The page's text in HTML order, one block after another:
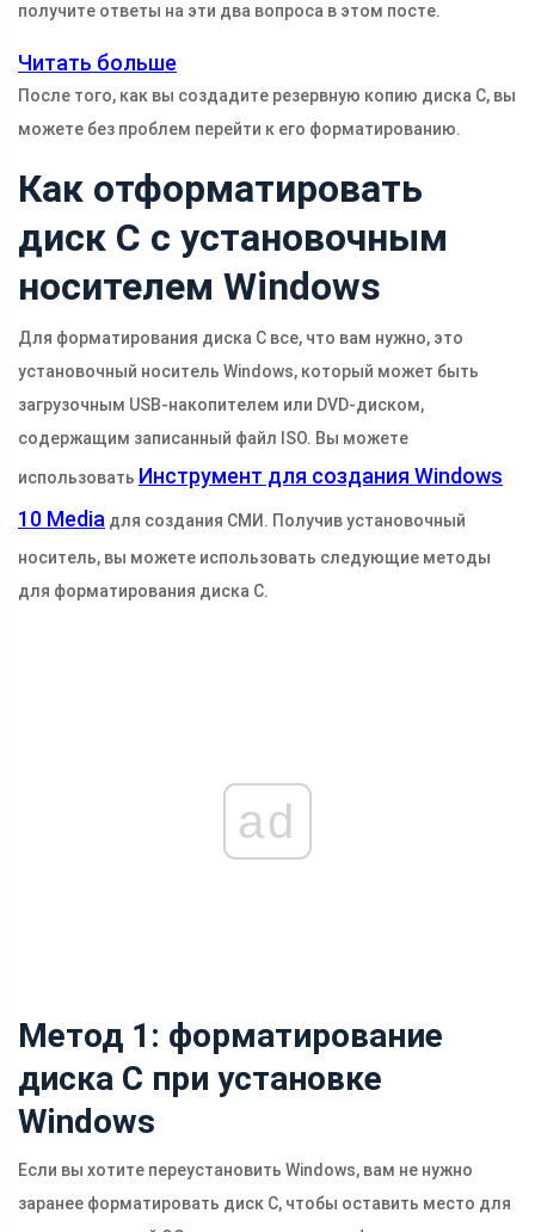
получите ответы на эти два вопроса в этом посте.
Читать больше
После того, как вы создадите резервную копию диска C, вы
можете без проблем перейти к его форматированию.
Как отформатировать
диск C с установочным
носителем Windows
Для форматирования диска C все, что вам нужно, это
установочный носитель Windows, который может быть
загрузочным USB-накопителем или DVD-диском,
содержащим записанный файл ISO. Вы можете
использовать Инструмент для создания Windows
10 Media для создания СМИ. Получив установочный
носитель, вы можете использовать следующие методы
для форматирования диска C.
ad
Метод 1: форматирование
диска C при установке
Windows
Если вы хотите переустановить Windows, вам не нужно
заранее форматировать диск C, чтобы оставить место для